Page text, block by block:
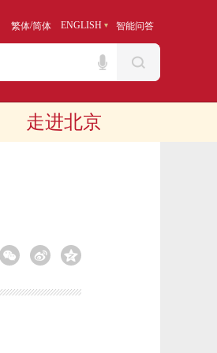
繁体/简体 ENGLISH 智能问答
走进北京